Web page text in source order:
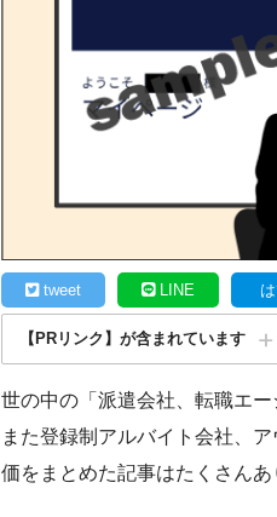
tweet LINE
【PRリンク】が含まれています
世の中の「派遣会社、転職エ
また登録制アルバイト会社、
価をまとめた記事はたくさん